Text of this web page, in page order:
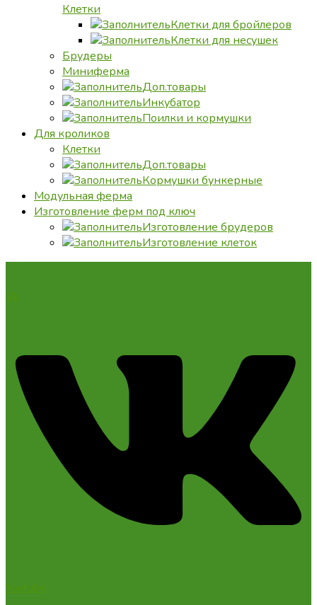
Клетки
Клетки для бройлеров
Клетки для несушек
Брудеры
Миниферма
Доп.товары
Инкубатор
Поилки и кормушки
Для кроликов
Клетки
Доп.товары
Кормушки бункерные
Модульная ферма
Изготовление ферм под ключ
Изготовление брудеров
Изготовление клеток
Vk
Youtube